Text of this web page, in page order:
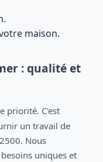
maison.
: qualité et
un travail de
Nous
uniques et